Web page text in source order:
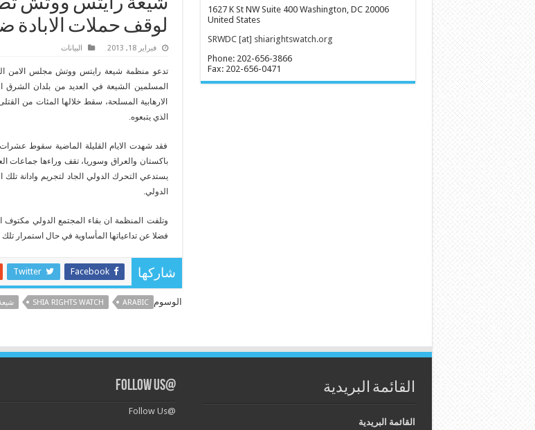
شيعة رايتس ووتش
لوقف حملات الابادة
فبراير 18, 2013 البیانات
تدعو منظمة شيعة رايتس ووتش مجلس الامن
المسلمين الشيعة في العديد من بلدان
الارهابية المسلحة، سقط خلالها المئات من
الذي يتبعوه.
فقد شهدت الايام القليلة الماضية سقوط
باكستان والعراق وسوريا، تقف وراءها جماعات
يستدعي التحرك الدولي الجاد لتجريم وادانة
الدولي.
وتلفت المنظمة ان بقاء المجتمع الدولي مكتوف
فضلا عن تداعياتها المأساوية في حال استمرار
شاركها Facebook
Twitter
الوسوم ARABIC
SHIA RIGHTS WATCH
1627 K St NW Suite 400 Washington, DC 20006
United States
SRWDC [at] shiarightswatch.org
Phone: 202-656-3866
Fax: 202-656-0471
القائمة البريدية
القائمة البريدية
@Follow Us
@Follow Us